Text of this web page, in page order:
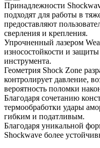
Принадлежности
подходят для работы в
предоставляют
сверления и крепления.
Упрочненный лазером
износостойкости и
инструмента.
Геометрия Shock Zone
контролирует давление,
вероятность поломки
Благодаря сочетанию
термообработки удары
гибким и податливым.
Благодаря уникальной
Shockwave более